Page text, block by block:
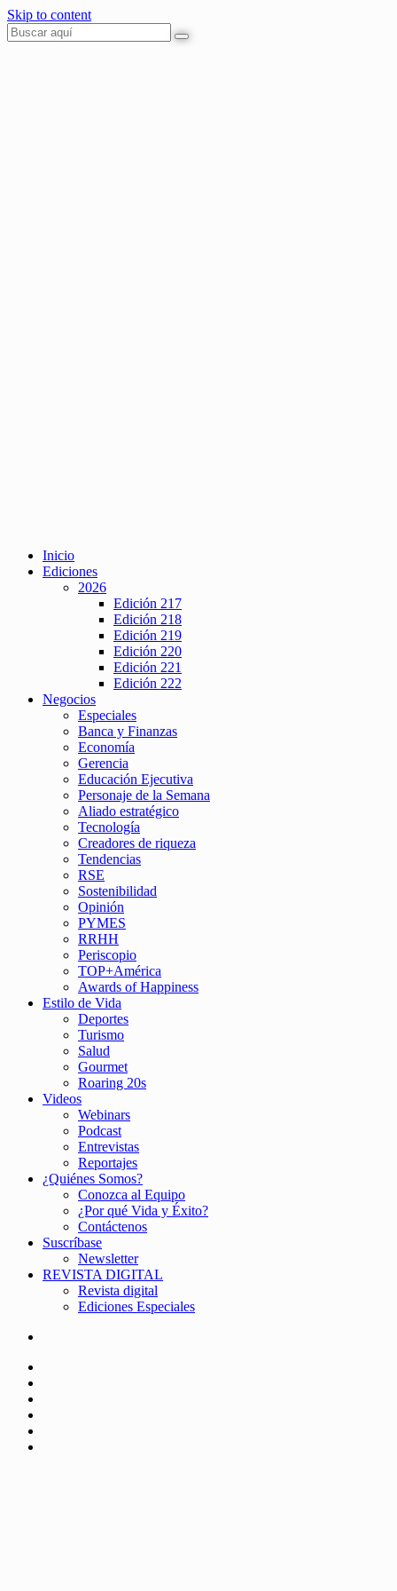
Skip to content
Inicio
Ediciones
2026
Edición 217
Edición 218
Edición 219
Edición 220
Edición 221
Edición 222
Negocios
Especiales
Banca y Finanzas
Economía
Gerencia
Educación Ejecutiva
Personaje de la Semana
Aliado estratégico
Tecnología
Creadores de riqueza
Tendencias
RSE
Sostenibilidad
Opinión
PYMES
RRHH
Periscopio
TOP+América
Awards of Happiness
Estilo de Vida
Deportes
Turismo
Salud
Gourmet
Roaring 20s
Videos
Webinars
Podcast
Entrevistas
Reportajes
¿Quiénes Somos?
Conozca al Equipo
¿Por qué Vida y Éxito?
Contáctenos
Suscríbase
Newsletter
REVISTA DIGITAL
Revista digital
Ediciones Especiales